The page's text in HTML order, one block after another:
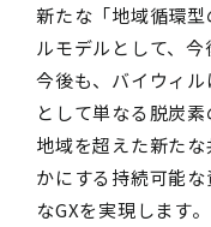
新たな「地域循環
ルモデルとして、今
今後も、バイウィ
として単なる脱炭
地域を超えた新た
かにする持続可能
なGXを実現します